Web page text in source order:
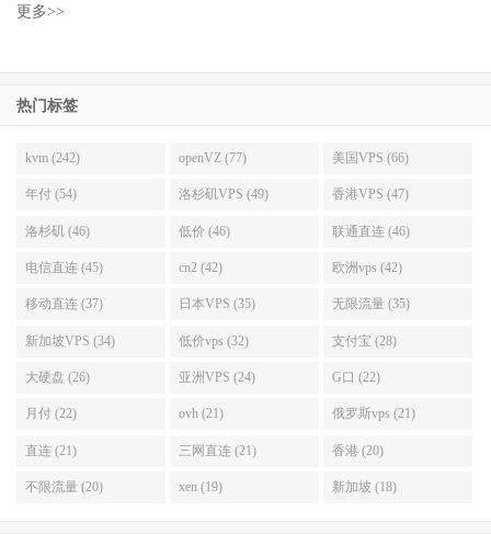
更多>>
热门标签
kvm (242) openVZ (77) 美国VPS (66)
年付 (54) 洛杉矶VPS (49) 香港VPS (47)
洛杉矶 (46) 低价 (46) 联通直连 (46)
电信直连 (45) cn2 (42) 欧洲vps (42)
移动直连 (37) 日本VPS (35) 无限流量 (35)
新加坡VPS (34) 低价vps (32) 支付宝 (28)
大硬盘 (26) 亚洲VPS (24) G口 (22)
月付 (22) ovh (21) 俄罗斯vps (21)
直连 (21) 三网直连 (21) 香港 (20)
不限流量 (20) xen (19) 新加坡 (18)